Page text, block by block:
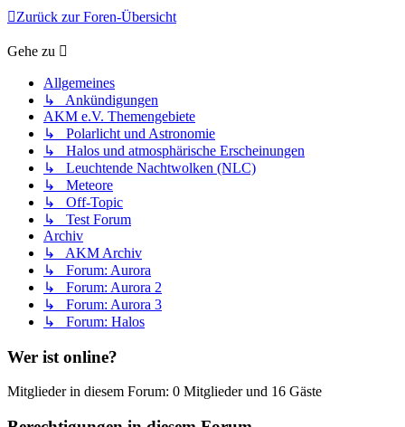
Zurück zur Foren-Übersicht
Gehe zu
Allgemeines
↳ Ankündigungen
AKM e.V. Themengebiete
↳ Polarlicht und Astronomie
↳ Halos und atmosphärische Erscheinungen
↳ Leuchtende Nachtwolken (NLC)
↳ Meteore
↳ Off-Topic
↳ Test Forum
Archiv
↳ AKM Archiv
↳ Forum: Aurora
↳ Forum: Aurora 2
↳ Forum: Aurora 3
↳ Forum: Halos
Wer ist online?
Mitglieder in diesem Forum: 0 Mitglieder und 16 Gäste